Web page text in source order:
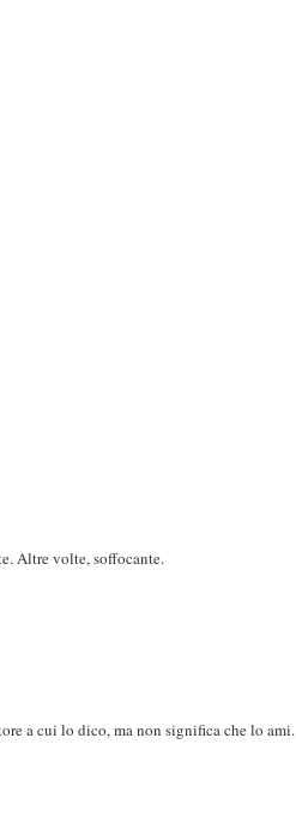
Altre volte, soffocante.
a cui lo dico, ma non significa che lo ami.